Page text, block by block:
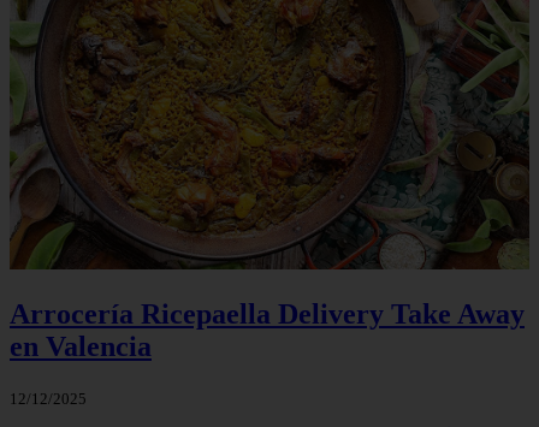
Arrocería Ricepaella Delivery Take Away
en Valencia
12/12/2025